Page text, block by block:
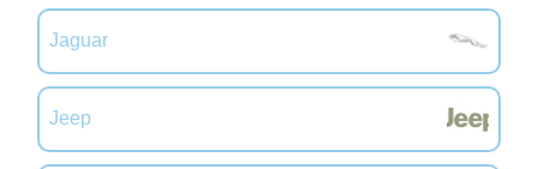
Jaguar
Jeep